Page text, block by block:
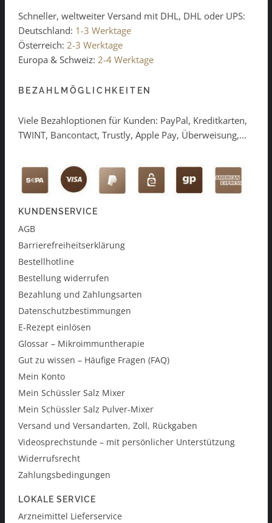
Schneller, weltweiter Versand mit DHL, DHL oder UPS:
Deutschland: 1-3 Werktage
Österreich: 2-3 Werktage
Europa & Schweiz: 2-4 Werktage
BEZAHLMÖGLICHKEITEN
Viele Bezahloptionen für Kunden: PayPal, Kreditkarten,
TWINT, Bancontact, Trustly, Apple Pay, Überweisung,...
KUNDENSERVICE
AGB
Barrierefreiheitserklärung
Bestellhotline
Bestellung widerrufen
Bezahlung und Zahlungsarten
Datenschutzbestimmungen
E-Rezept einlösen
Glossar – Mikroimmuntherapie
Gut zu wissen – Häufige Fragen (FAQ)
Mein Konto
Mein Schüssler Salz Mixer
Mein Schüssler Salz Pulver-Mixer
Versand und Versandarten, Zoll, Rückgaben
Videosprechstunde – mit persönlicher Unterstützung
Widerrufsrecht
Zahlungsbedingungen
LOKALE SERVICE
Arzneimittel Lieferservice